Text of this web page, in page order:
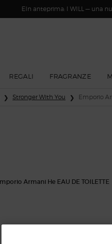
EIn anteprima: I WILL — una
REGALI FRAGRANZE
Stronger With You Emporio